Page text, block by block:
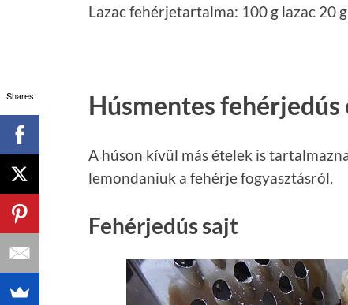
Lazac fehérjetartalma: 100 g lazac 20
Húsmentes
A húson kívül más ételek is
lemondaniuk a fehérje fogyasztásról.
Fehérjedús sajt
Shares